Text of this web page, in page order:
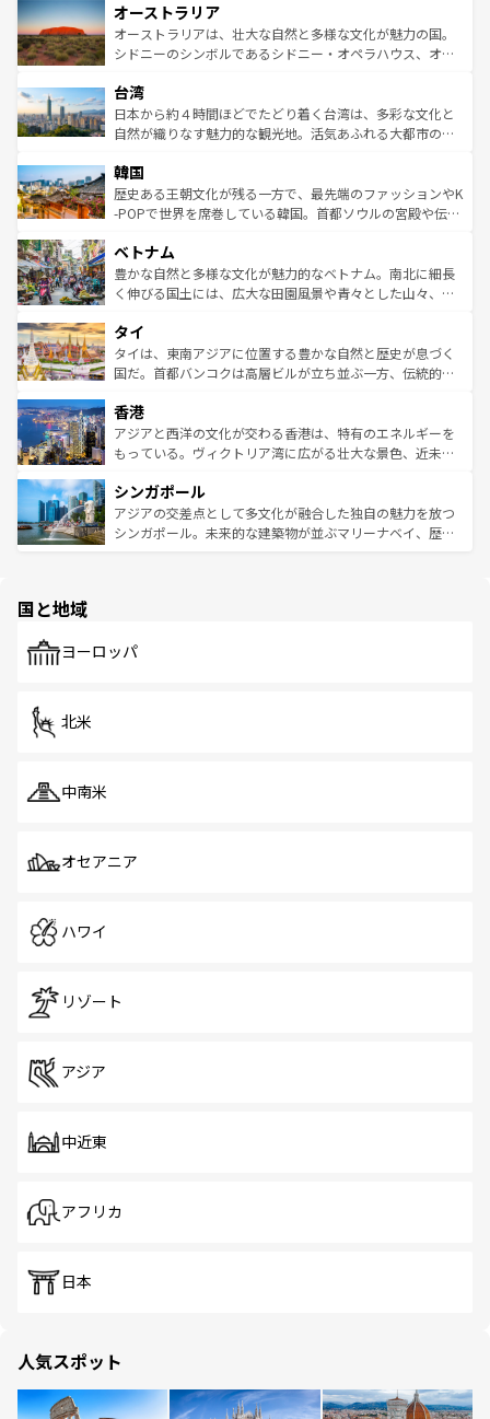
部のニューオーリンズでは、音楽と美食が融合した独特の
文化が魅力。旅行者はアメリカの各地域で異なる魅力を楽
しみながら、その多様性と豊かな歴史を感じることができ
ならではの贅沢な旅のスタイルだ。 なお、新着のアメリカ
情報はコンテンツ一覧を参照してほしい。
ワイ島は見逃せない。また、定番の観光地といえばオアフ
島だが、静かな自然を求めるならマウイ島やカウアイ島が
おすすめ。エメラルドグリーンに輝く海をはじめ、豊かな
れるおもてなしの心で訪れる人々を迎えてくれるハワイの
人々、おいしいローカルフードやハワイアンミュージッ
ク、伝統的なフラダンスなど、すべてがハワイの魅力を彩
ワイを、存分に味わってほしい。 なお、新着のハワイ情報
はコンテンツ一覧を参照してほしい。
オーストラリア
オーストラリアは、壮大な自然と多様な文化が魅力の国。
シドニーのシンボルであるシドニー・オペラハウス、オー
リアリーフや大陸中央部にそびえるウルル（エアーズロッ
ク）、タスマニアの美しい原生林やケアンズの熱帯雨林な
ど、見どころがたくさん。また、カフェやワイン、オージ
いる。アクティビティも充実しており、サーフィンやダイ
ビング、ハイキングなど、アウトドア好きにはたまらな
い。オーストラリアの多彩な魅力を存分に味わいつくそ
参照してほしい。
台湾
日本から約４時間ほどでたどり着く台湾は、多彩な文化と
自然が織りなす魅力的な観光地。活気あふれる大都市の台
ン）、静ひつな山岳地帯である台湾東部など、都市の喧騒
と山間の静けさが共存しており、訪れる人に新しい発見と
驚きをもたらしてくれる。また、奥深い台湾の食文化も魅
容にもいいと評判のスイーツなど、バラエティ豊かな料理
が味わえる。 なお、新着の台湾情報は コンテンツ一覧を参
照してほしい。
韓国
歴史ある王朝文化が残る一方で、最先端のファッションやK
-POPで世界を席巻している韓国。首都ソウルの宮殿や伝統
き、地方に足を延ばせば四季折々の自然美を楽しむことが
できる。そして、キムチや焼肉、絶品のストリートフード
まで、さまざまな韓国料理が待っている。夜には、韓国な
リティに包まれながら、韓国の多彩な魅力を心ゆくまで味
わってみてほしい。 なお、新着の韓国情報はコンテンツ一
覧を参照してほしい。
ベトナム
豊かな自然と多様な文化が魅力的なベトナム。南北に細長
く伸びる国土には、広大な田園風景や青々とした山々、世
急速な発展と共に伝統が息づく。ハノイの古い町並みやホ
ーチミン市のフランス統治時代の建物も、独特の雰囲気を
醸し出している。また、バラエティの豊かさとおいしさで
とつ。フォーやバインミー、ベトナムコーヒーなどは、ぜ
ひ現地で味わいたい。どの地域を訪れてもあたたかい人々
が旅行者を迎えてくれるので、きっと忘れられない旅にな
参照してほしい。
タイ
タイは、東南アジアに位置する豊かな自然と歴史が息づく
国だ。首都バンコクは高層ビルが立ち並ぶ一方、伝統的な
の活気が交差している。北部ではチェンマイなどの山岳地
帯で自然と触れ合い、南部ではプーケットやクラビの美し
いビーチでリゾート気分を楽しむことができる。タイ料理
激する。気候は一年中温暖で、どの季節にも異なる楽しみ
が待っている。親しみやすいタイの人々、仏教を中心とし
た文化、そして多様な観光資源が、訪れる旅人を魅了し続
香港
アジアと西洋の文化が交わる香港は、特有のエネルギーを
もっている。ヴィクトリア湾に広がる壮大な景色、近未来
み、どこを訪れても感動するはず。観光スポットが密集し
ており、効率よく見どころを回れるのも魅力。息をのむよ
うな絶景から文化的な体験まで、香港を存分に楽しみ尽く
シンガポール
アジアの交差点として多文化が融合した独自の魅力を放つ
シンガポール。未来的な建築物が並ぶマリーナベイ、歴史
で、ホーカーズは地元の風情を楽しめる外せないスポット
国と地域
ヨーロッパ
北米
中南米
オセアニア
ハワイ
リゾート
アジア
中近東
アフリカ
日本
人気スポット